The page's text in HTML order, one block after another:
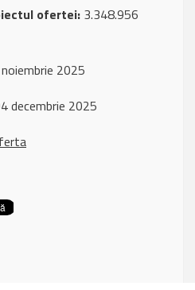
ofertei: 3.348.956
2025
decembrie 2025